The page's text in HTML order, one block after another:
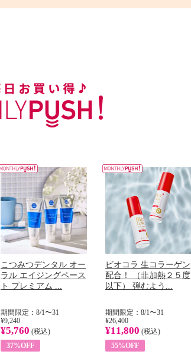
こつみつデンタル オー
ラル エイジングペース
ト プレミアム ...
期間限定：8/1〜31
¥9,240
¥5,760 (税込)
37%OFF
ビオコラ 生コラーゲン
配合！ （非加熱２５度
以下） 弾むよう...
期間限定：8/1〜31
¥26,400
¥11,800 (税込)
55%OFF